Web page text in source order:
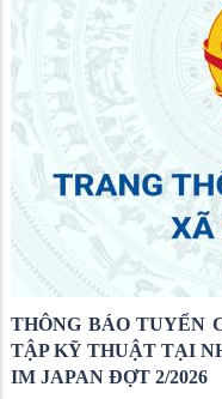
THÔNG BÁO TUYỂN
TẬP KỸ THUẬT TẠI
IM JAPAN ĐỢT 2/2026